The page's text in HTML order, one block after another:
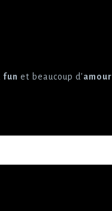
fun et beaucoup d'amour